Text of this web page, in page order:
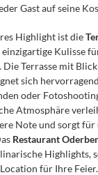
Gast auf seine
Highlight ist die
einzigartige Kulisse
Die Terrasse mit
sich
oder
Atmosphäre
Note und sorgt für
Restaurant
Highlights,